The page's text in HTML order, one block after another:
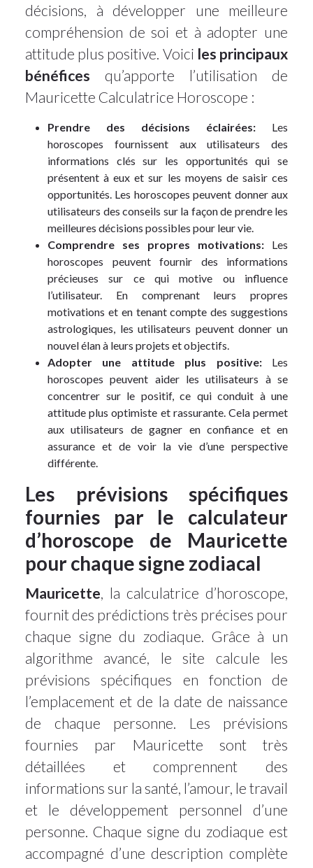
décisions, à développer une meilleure
compréhension de soi et à adopter une
attitude plus positive. Voici les principaux
bénéfices qu’apporte l’utilisation de
Mauricette Calculatrice Horoscope :
Prendre des décisions éclairées: Les
horoscopes fournissent aux utilisateurs des
informations clés sur les opportunités qui se
présentent à eux et sur les moyens de saisir ces
opportunités. Les horoscopes peuvent donner aux
utilisateurs des conseils sur la façon de prendre les
meilleures décisions possibles pour leur vie.
Comprendre ses propres motivations: Les
horoscopes peuvent fournir des informations
précieuses sur ce qui motive ou influence
l’utilisateur. En comprenant leurs propres
motivations et en tenant compte des suggestions
astrologiques, les utilisateurs peuvent donner un
nouvel élan à leurs projets et objectifs.
Adopter une attitude plus positive:Les
horoscopes peuvent aider les utilisateurs à se
concentrer sur le positif, ce qui conduit à une
attitude plus optimiste et rassurante. Cela permet
aux utilisateurs de gagner en confiance et en
assurance et de voir la vie d’une perspective
différente.
Les prévisions spécifiques
fournies par le calculateur
d’horoscope de Mauricette
pour chaque signe zodiacal
Mauricette , la calculatrice d’horoscope,
fournit des prédictions très précises pour
chaque signe du zodiaque. Grâce à un
algorithme avancé, le site calcule les
prévisions spécifiques en fonction de
l’emplacement et de la date de naissance
de chaque personne. Les prévisions
fournies par Mauricette sont très
détaillées et comprennent des
informations sur la santé, l’amour, le travail
et le développement personnel d’une
personne. Chaque signe du zodiaque est
accompagné d’une description complète